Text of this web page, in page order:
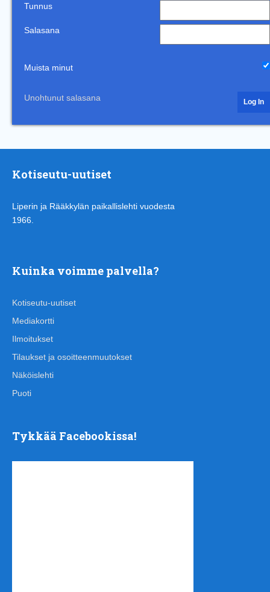
Tunnus
Salasana
Muista minut
Unohtunut salasana
Kotiseutu-uutiset
Liperin ja Rääkkylän paikallislehti vuodesta
1966.
Kuinka voimme palvella?
Kotiseutu-uutiset
Mediakortti
Ilmoitukset
Tilaukset ja osoitteenmuutokset
Näköislehti
Puoti
Tykkää Facebookissa!